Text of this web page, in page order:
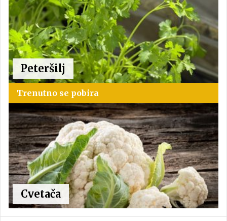
Peteršilj
Trenutno se pobira
Cvetača